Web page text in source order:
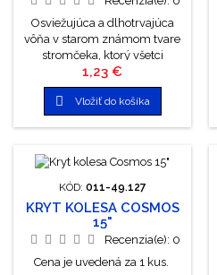
Osviežujúca a dlhotrvajúca
vôňa v starom známom tvare
stromčeka, ktorý všetci
poznáme. Skvelá a dlhodobo
overená kvalita voňaviek
WUNDER-BAUM do auta či
obytného priestoru. Vôňa:
Cena
1,23 €
 Vložiť do košíka
KÓD: 011-49.127
KRYT KOLESA COSMOS
15"
Recenzia(e): 0
Cena je uvedená za 1 kus.